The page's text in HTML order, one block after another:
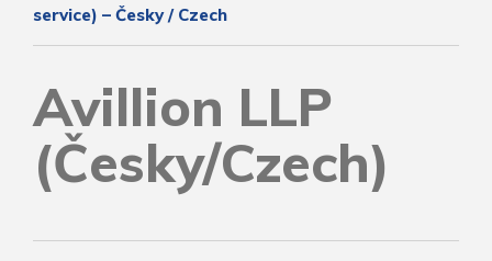
service) – Česky / Czech
Avillion LLP
(Česky/Czech)